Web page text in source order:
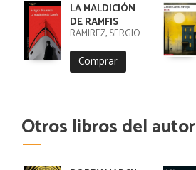
LA MALDICIÓN
DE RAMFIS
RAMIREZ, SERGIO
Comprar
Otros libros del autor